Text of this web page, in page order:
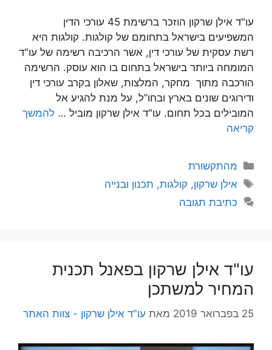
עו"ד אילן שרקון הוזכר ברשימת 45 עורכי הדין
המשפיעים בישראל בתחומם של קולגות. קולגות היא
רשת עסקית של עורכי דין, אשר הרכיבה רשימה של עו"ד
המומחה ביותר בישראל בתחום בו הוא עוסק. הרשימה
הורכבה מתוך מחקר, המלצות, שאלון בקרב עורכי דין
ודירוגים שונים בארץ ובחו”ל, על מנת להגיע אל
המובילים בכל תחום. עו"ד אילן שרקון מוביל … להמשך
קריאה
קטגוריות
מהתקשורת
תגיות
אילן שרקון, קולגות, תכנון ובנייה
כתיבת תגובה
עו"ד אילן שרקון בפאנל תכנית
המחיר למשתכן
25 בפברואר 2019 מאת עו"ד אילן שרקון - צוות האתר